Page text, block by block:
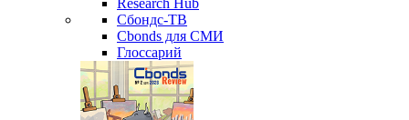
Сбондс-ТВ
Cbonds для СМИ
Глоссарий